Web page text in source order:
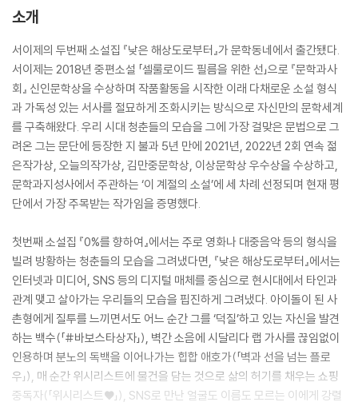
소개
서이제의 두번째 소설집 『낮은 해상도로부터』가 문학동네에서 출간됐다.
서이제는 2018년 중편소설 「셀룰로이드 필름을 위한 선」으로 『문학과사
회』 신인문학상을 수상하며 작품활동을 시작한 이래 다채로운 소설 형식
과 가독성 있는 서사를 절묘하게 조화시키는 방식으로 자신만의 문학세계
를 구축해왔다. 우리 시대 청춘들의 모습을 그에 가장 걸맞은 문법으로 그
려온 그는 문단에 등장한 지 불과 5년 만에 2021년, 2022년 2회 연속 젊
은작가상, 오늘의작가상, 김만중문학상, 이상문학상 우수상을 수상하고,
문학과지성사에서 주관하는 ‘이 계절의 소설’에 세 차례 선정되며 현재 평
단에서 가장 주목받는 작가임을 증명했다.
첫번째 소설집 『0%를 향하여』에서는 주로 영화나 대중음악 등의 형식을
빌려 방황하는 청춘들의 모습을 그려냈다면, 『낮은 해상도로부터』에서는
인터넷과 미디어, SNS 등의 디지털 매체를 중심으로 현시대에서 타인과
관계 맺고 살아가는 우리들의 모습을 핍진하게 그려냈다. 아이돌이 된 사
촌형에게 질투를 느끼면서도 어느 순간 그를 ‘덕질’하고 있는 자신을 발견
하는 백수(「#바보스타상자」), 벽간 소음에 시달리다 랩 가사를 끊임없이
인용하며 분노의 독백을 이어나가는 힙합 애호가(「벽과 선을 넘는 플로
우」), 매 순간 위시리스트에 물건을 담는 것으로 삶의 허기를 채우는 쇼핑
중독자(「위시리스트♥」), SNS로 만난 얼굴도 이름도 모르는 이에게 강렬